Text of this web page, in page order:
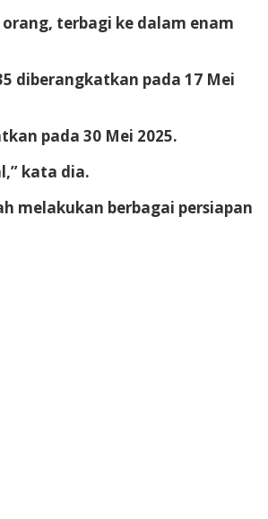
terbagi ke dalam enam
diberangkatkan pada 17 Mei
pada 30 Mei 2025.
kata dia.
melakukan berbagai persiapan